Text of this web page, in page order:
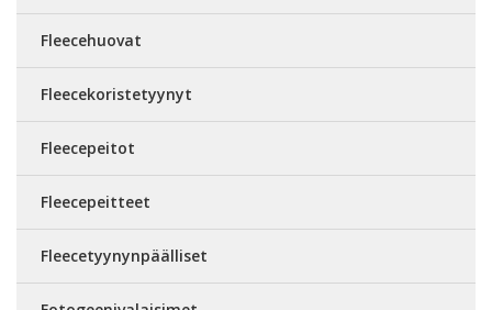
Fleecehuovat
Fleecekoristetyynyt
Fleecepeitot
Fleecepeitteet
Fleecetyynynpäälliset